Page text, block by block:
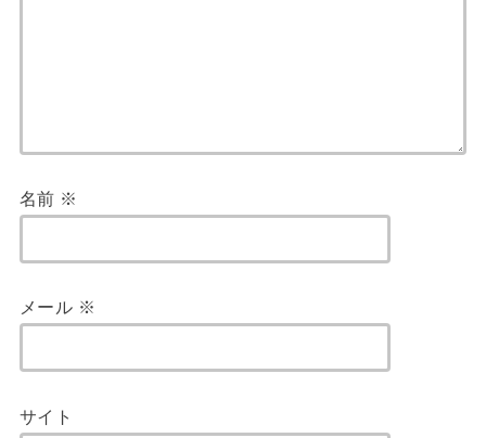
名前 ※
メール ※
サイト